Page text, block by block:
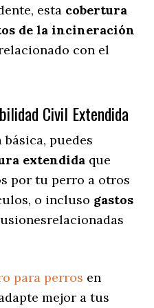
esta cobertura
de la incineración
con el
Civil Extendida
puedes
extendida que
por tu perro a otros
o incluso gastos
para perros en
mejor a tus